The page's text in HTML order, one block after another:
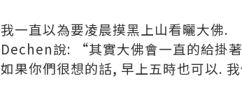
我一直以為要凌晨摸黑上山看曬大佛.
Dechen說: “其實大佛會一直的給掛
如果你們很想的話, 早上五時也可以.